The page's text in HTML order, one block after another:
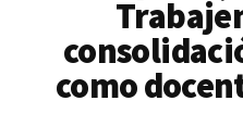
pedagógico
como